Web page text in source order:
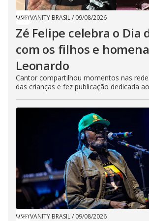
VANITY BRASIL/ 09/08/2026
Zé Felipe celebra o Dia
com os filhos e
Leonardo
Cantor compartilhou momentos nas
das crianças e fez publicação dedicada
VANITY BRASIL/ 09/08/2026